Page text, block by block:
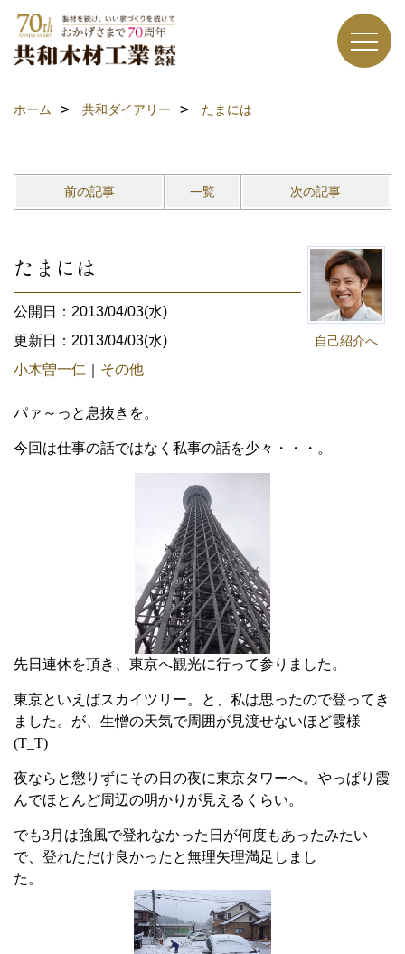
ホーム 共和ダイアリー たまには
前の記事 一覧 次の記事
自己紹介へ
たまには
公開日：2013/04/03(水)
更新日：2013/04/03(水)
小木曽一仁
その他
パァ～っと息抜きを。
今回は仕事の話ではなく私事の話を少々・・・。
先日連休を頂き、東京へ観光に行って参りました。
東京といえばスカイツリー。と、私は思ったので登ってき
ました。が、生憎の天気で周囲が見渡せないほど霞様
(T_T)
夜ならと懲りずにその日の夜に東京タワーへ。やっぱり霞
んでほとんど周辺の明かりが見えるくらい。
でも3月は強風で登れなかった日が何度もあったみたい
で、登れただけ良かったと無理矢理満足しまし
た。